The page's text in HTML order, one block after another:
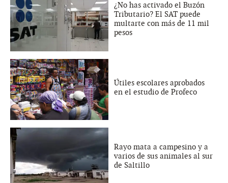
¿No has activado el Buzón
Tributario? El SAT puede
multarte con más de 11 mil
pesos
Útiles escolares aprobados
en el estudio de Profeco
Rayo mata a campesino y a
varios de sus animales al sur
de Saltillo